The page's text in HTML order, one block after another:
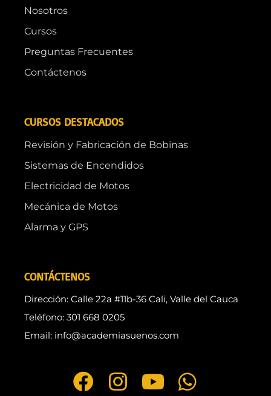
Nosotros
Cursos
Preguntas Frecuentes
Contáctenos
CURSOS DESTACADOS
Revisión y Fabricación de Bobinas
Sistemas de Encendidos
Electricidad de Motos
Mecánica de Motos
Alarma y GPS
CONTÁCTENOS
Dirección: Calle 22a #11b-36 Cali, Valle del Cauca
Teléfono: 301 668 0205
Email: info@academiasuenos.com